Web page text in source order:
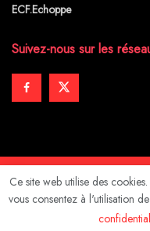
ECF.Echoppe
Suivez-nous sur les
Mentions légales
- Design by
Ce site web utilise des
vous consentez à l'utilisation